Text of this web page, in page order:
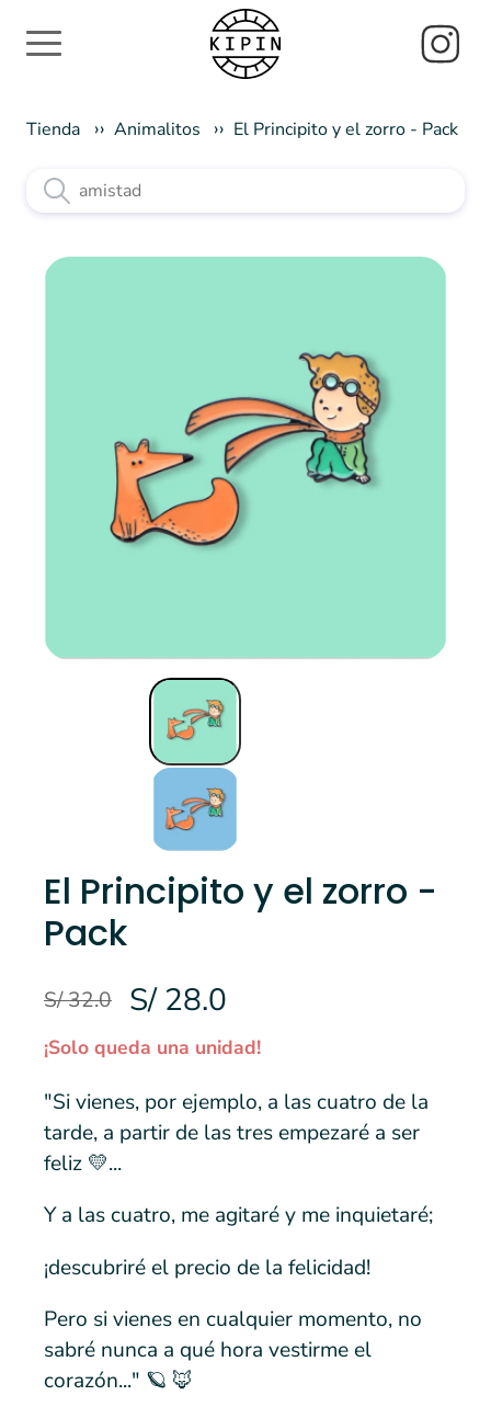
Tienda Animalitos El Principito y el zorro - Pack
El Principito y el zorro -
Pack
S/ 32.0 S/ 28.0
¡Solo queda una unidad!
"Si vienes, por ejemplo, a las cuatro de la
tarde, a partir de las tres empezaré a ser
feliz 💛...
Y a las cuatro, me agitaré y me inquietaré;
¡descubriré el precio de la felicidad!
Pero si vienes en cualquier momento, no
sabré nunca a qué hora vestirme el
corazón..." 🪐 🦊